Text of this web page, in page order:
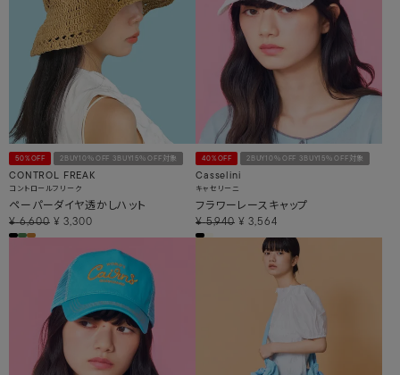
50%OFF 2BUY10％OFF 3BUY15％OFF対象
CONTROL FREAK
コントロールフリーク
ペーパーダイヤ透かしハット
¥ 6,600 ¥ 3,300
40%OFF 2BUY10％OFF 3BUY15％OFF対象
Casselini
キャセリーニ
フラワーレースキャップ
¥ 5,940 ¥ 3,564